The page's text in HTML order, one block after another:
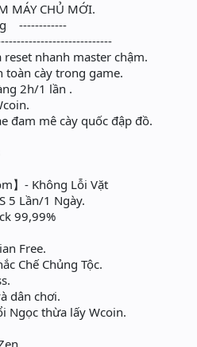
MÁY CHỦ MỚI.
------------
nhanh master chậm.
toàn cày trong game.
2h/1 lần .
đam mê cày quốc đập đồ.
】- Không Lỗi Vặt
5 Lần/1 Ngày.
99,99%
Free.
Chế Chủng Tộc.
dân chơi.
Ngọc thừa lấy Wcoin.